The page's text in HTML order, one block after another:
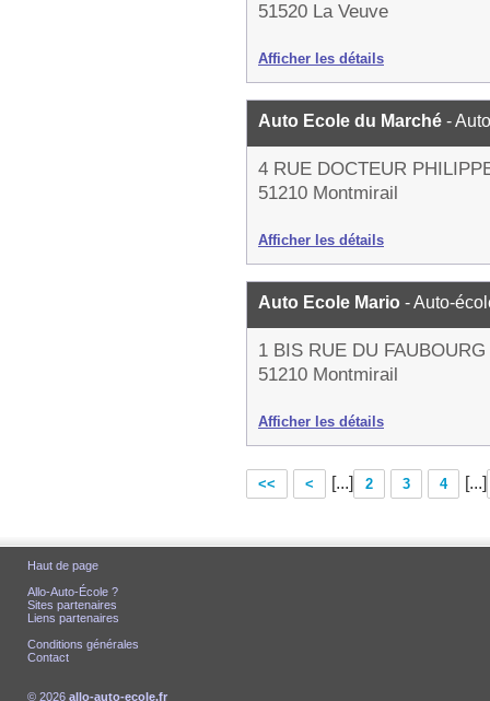
51520 La Veuve
Afficher les détails
Auto Ecole du Marché -
4 RUE DOCTEUR
51210 Montmirail
Afficher les détails
Auto Ecole Mario - Auto-
1 BIS RUE DU
51210 Montmirail
Afficher les détails
<< < [...] 2 3 4 [...]
Haut de page
Allo-Auto-École ?
Sites partenaires
Liens partenaires
Conditions générales
Contact
© 2026 allo-auto-ecole.fr